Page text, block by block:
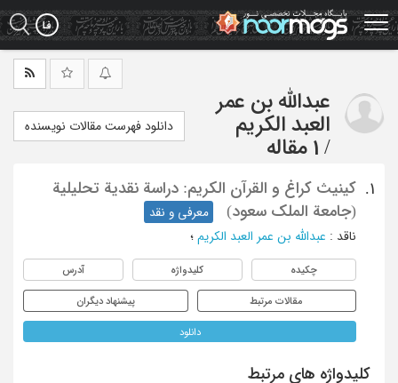
Skip
to
main
عبدالله بن عمر
العبد الکریم
/ 1 مقاله
دانلود فهرست مقالات نویسنده
1.
کینیث کراغ و القرآن الکریم: دراسة نقدیة تحلیلیة
(جامعة الملک سعود)
معرفی و نقد
ناقد : عبدالله بن عمر العبد الکریم ؛
چکیده کلیدواژه آدرس
مقالات مرتبط پیشنهاد دیگران
دانلود
کلیدواژه های مرتبط